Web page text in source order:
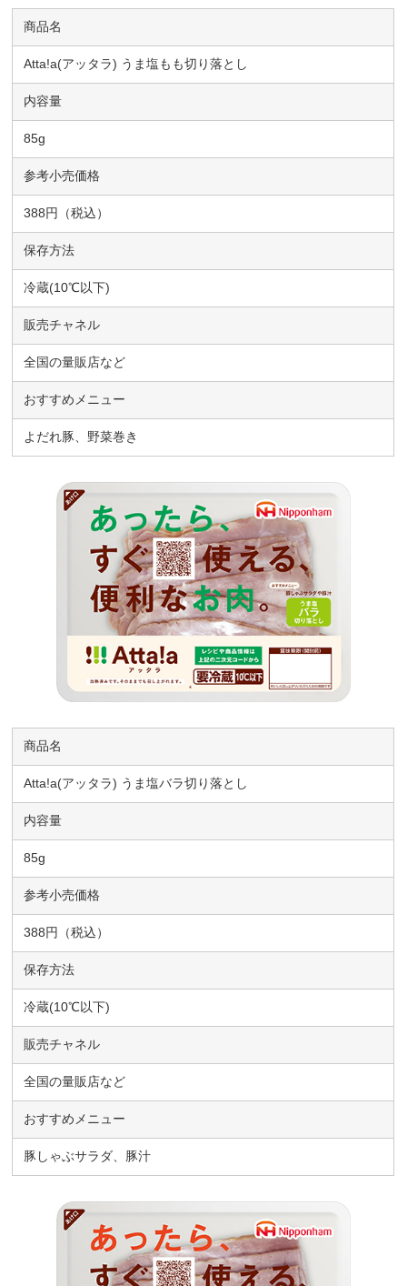
商品名
Atta!a(アッタラ) うま塩もも切り落とし
内容量
85g
参考小売価格
388円（税込）
保存方法
冷蔵(10℃以下)
販売チャネル
全国の量販店など
おすすめメニュー
よだれ豚、野菜巻き
商品名
Atta!a(アッタラ) うま塩バラ切り落とし
内容量
85g
参考小売価格
388円（税込）
保存方法
冷蔵(10℃以下)
販売チャネル
全国の量販店など
おすすめメニュー
豚しゃぶサラダ、豚汁